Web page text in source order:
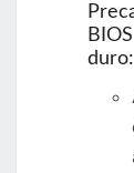
duro: